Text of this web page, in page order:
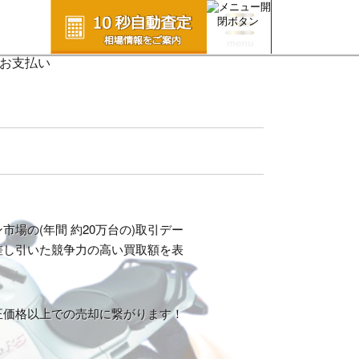
場の(年間 約20万台の)取引デー
引いた競争力の高い買取額を表
格以上での売却に繋がります！